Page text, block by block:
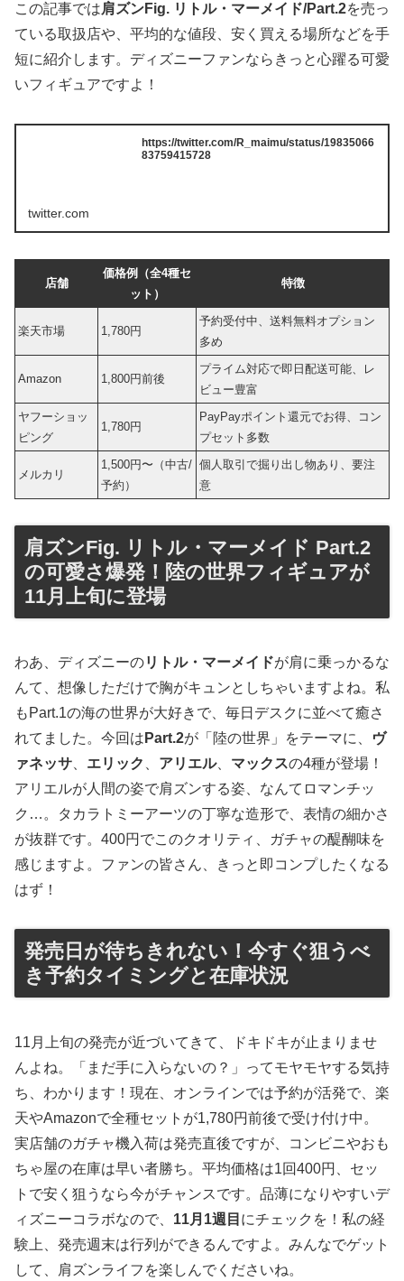
この記事では肩ズンFig. リトル・マーメイド/Part.2を売っ
ている取扱店や、平均的な値段、安く買える場所などを手
短に紹介します。ディズニーファンならきっと心躍る可愛
いフィギュアですよ！
https://twitter.com/R_maimu/status/19835066
83759415728
twitter.com
店舗
価格例（全4種セ
ット）
特徴
楽天市場 1,780円
予約受付中、送料無料オプション
多め
Amazon 1,800円前後
プライム対応で即日配送可能、レ
ビュー豊富
ヤフーショッ
ピング
1,780円
PayPayポイント還元でお得、コン
プセット多数
メルカリ
1,500円〜（中古/
予約）
個人取引で掘り出し物あり、要注
意
肩ズンFig. リトル・マーメイド Part.2
の可愛さ爆発！陸の世界フィギュアが
11月上旬に登場
わあ、ディズニーのリトル・マーメイドが肩に乗っかるな
んて、想像しただけで胸がキュンとしちゃいますよね。私
もPart.1の海の世界が大好きで、毎日デスクに並べて癒さ
れてました。今回は Part.2が「陸の世界」をテーマに、
ヴ
ァネッサ
エリック アリエル、 マックスの4種が登場！
アリエルが人間の姿で肩ズンする姿、なんてロマンチッ
ク…。タカラトミーアーツの丁寧な造形で、表情の細かさ
が抜群です。400円でこのクオリティ、ガチャの醍醐味を
感じますよ。ファンの皆さん、きっと即コンプしたくなる
はず！
発売日が待ちきれない！今すぐ狙うべ
き予約タイミングと在庫状況
11月上旬の発売が近づいてきて、ドキドキが止まりませ
んよね。「まだ手に入らないの？」ってモヤモヤする気持
ち、わかります！現在、オンラインでは予約が活発で、楽
天やAmazonで全種セットが1,780円前後で受け付け中。
実店舗のガチャ機入荷は発売直後ですが、コンビニやおも
ちゃ屋の在庫は早い者勝ち。平均価格は1回400円、セッ
トで安く狙うなら今がチャンスです。品薄になりやすいデ
ィズニーコラボなので、 11月1週目 にチェックを！私の経
験上、発売週末は行列ができるんですよ。みんなでゲット
して、肩ズンライフを楽しんでくださいね。